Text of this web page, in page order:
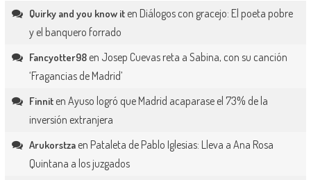
Quirky and you know iten Diálogos con gracejo: El poeta pobre
y el banquero forrado
Fancyotter98en Josep Cuevas reta a Sabina, con su canción
‘Fragancias de Madrid’
Finniten Ayuso logró que Madrid acaparase el 73% de la
inversión extranjera
Arukorstzaen Pataleta de Pablo Iglesias: Lleva a Ana Rosa
Quintana a los juzgados